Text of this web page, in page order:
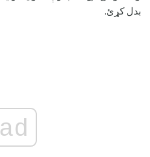
بدل کړئ.
ad